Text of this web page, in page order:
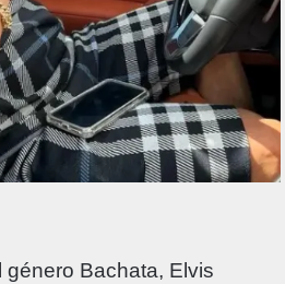
Bachata, Elvis